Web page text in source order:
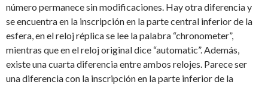
número permanece sin modificaciones. Hay otra diferencia y
se encuentra en la inscripción en la parte central inferior de la
esfera, en el reloj réplica se lee la palabra “chronometer”,
mientras que en el reloj original dice “automatic”. Además,
existe una cuarta diferencia entre ambos relojes. Parece ser
una diferencia con la inscripción en la parte inferior de la